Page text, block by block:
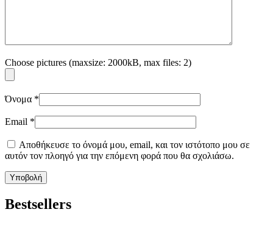
Choose pictures (maxsize: 2000kB, max files: 2)
Όνομα *
Email *
Αποθήκευσε το όνομά μου, email, και τον ιστότοπο μου σε
αυτόν τον πλοηγό για την επόμενη φορά που θα σχολιάσω.
Bestsellers